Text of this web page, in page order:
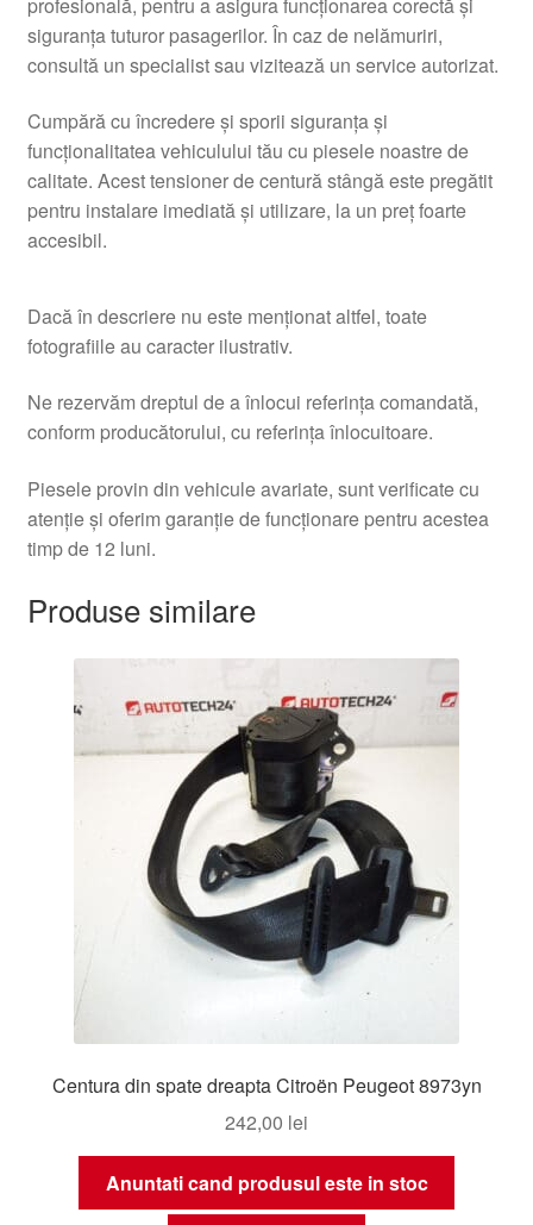
siguranța tuturor pasagerilor. În caz de nelămuriri,
consultă un specialist sau vizitează un service autorizat.
Cumpără cu încredere și sporii siguranța și
funcționalitatea vehiculului tău cu piesele noastre de
calitate. Acest tensioner de centură stângă este pregătit
pentru instalare imediată și utilizare, la un preț foarte
accesibil.
Dacă în descriere nu este menționat altfel, toate
fotografiile au caracter ilustrativ.
Ne rezervăm dreptul de a înlocui referința comandată,
conform producătorului, cu referința înlocuitoare.
Piesele provin din vehicule avariate, sunt verificate cu
atenție și oferim garanție de funcționare pentru acestea
timp de 12 luni.
Produse similare
Centura din spate dreapta Citroën Peugeot 8973yn
242,00 lei
Anuntati cand produsul este in stoc